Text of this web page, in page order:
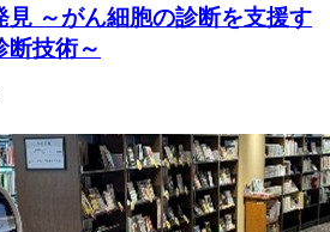
見 ～がん細胞の診断を支援す
断技術～